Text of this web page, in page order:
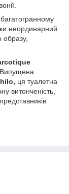
неординарний
Випущена
ця туалетна
витонченість,